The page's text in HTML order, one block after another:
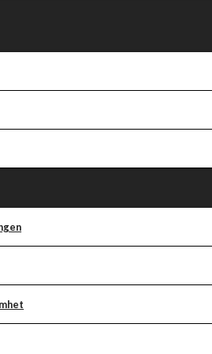
ni samarbetspartners, supportrar
ni samarbetspartners, supportrar och
i matchen mot Corona.
Arena utan att vara där!